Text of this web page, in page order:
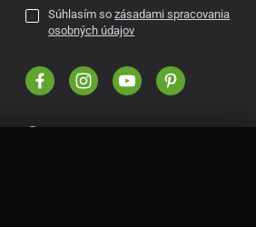
Súhlasím sozásadami spracovania
osobných údajov